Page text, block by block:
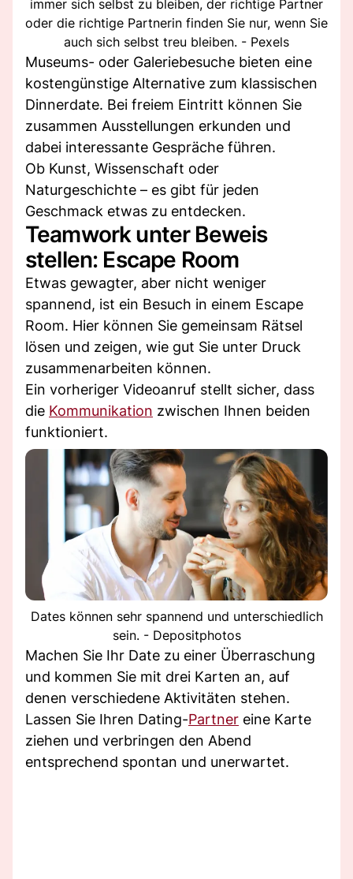
immer sich selbst zu bleiben, der richtige Partner
oder die richtige Partnerin finden Sie nur, wenn Sie
auch sich selbst treu bleiben. - Pexels
Museums- oder Galeriebesuche bieten eine
kostengünstige Alternative zum klassischen
Dinnerdate. Bei freiem Eintritt können Sie
zusammen Ausstellungen erkunden und
dabei interessante Gespräche führen.
Ob Kunst, Wissenschaft oder
Naturgeschichte – es gibt für jeden
Geschmack etwas zu entdecken.
Teamwork unter Beweis
stellen: Escape Room
Etwas gewagter, aber nicht weniger
spannend, ist ein Besuch in einem Escape
Room. Hier können Sie gemeinsam Rätsel
lösen und zeigen, wie gut Sie unter Druck
zusammenarbeiten können.
Ein vorheriger Videoanruf stellt sicher, dass
die Kommunikation zwischen Ihnen beiden
funktioniert.
Dates können sehr spannend und unterschiedlich
sein. - Depositphotos
Machen Sie Ihr Date zu einer Überraschung
und kommen Sie mit drei Karten an, auf
denen verschiedene Aktivitäten stehen.
Lassen Sie Ihren Dating-Partner eine Karte
ziehen und verbringen den Abend
entsprechend spontan und unerwartet.